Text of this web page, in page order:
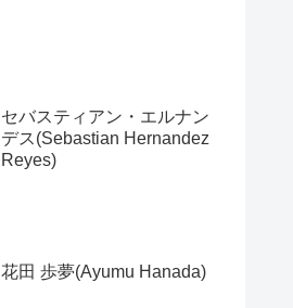
セバスティアン・エルナン
デス(Sebastian Hernandez
Reyes)
花田 歩夢(Ayumu Hanada)